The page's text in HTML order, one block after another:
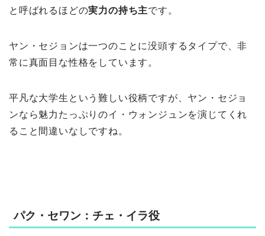
と呼ばれるほどの実力の持ち主です。
ヤン・セジョンは一つのことに没頭するタイプで、非
常に真面目な性格をしています。
平凡な大学生という難しい役柄ですが、ヤン・セジョ
ンなら魅力たっぷりのイ・ウォンジュンを演じてくれ
ること間違いなしですね。
パク・セワン：チェ・イラ役